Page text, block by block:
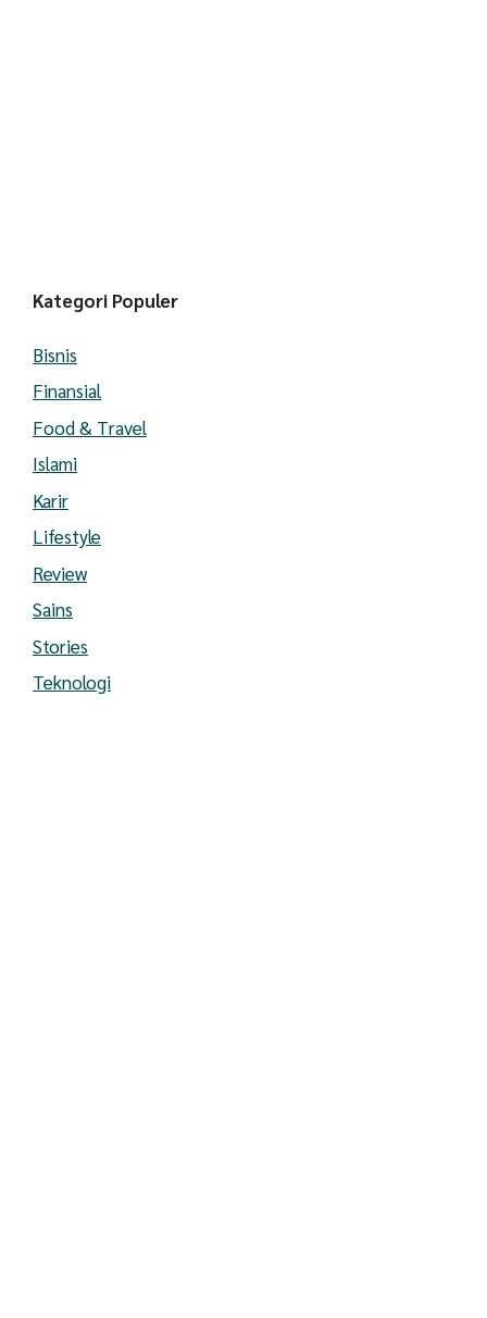
Kategori Populer
Bisnis
Finansial
Food & Travel
Islami
Karir
Lifestyle
Review
Sains
Stories
Teknologi